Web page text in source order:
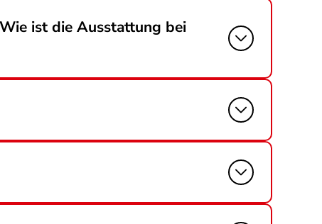
ist die Ausstattung bei